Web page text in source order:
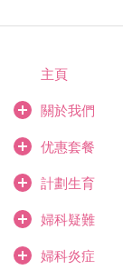
主頁
關於我們
优惠套餐
計劃生育
婦科疑難
婦科炎症